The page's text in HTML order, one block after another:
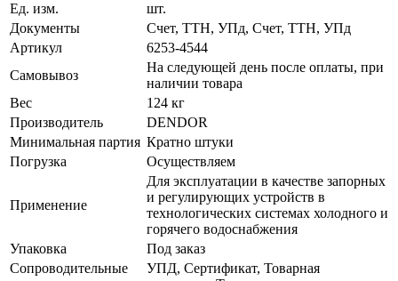
Ед. изм.
шт.
Документы
Счет, ТТН, УПд, Счет, ТТН, УПд
Артикул
6253-4544
Самовывоз
На следующей день после оплаты, при
наличии товара
Вес
124 кг
Производитель
DENDOR
Минимальная партия Кратно штуки
Погрузка
Осуществляем
Применение
Для эксплуатации в качестве запорных
и регулирующих устройств в
технологических системах холодного и
горячего водоснабжения
Упаковка
Под заказ
Сопроводительные
УПД, Сертификат, Товарная